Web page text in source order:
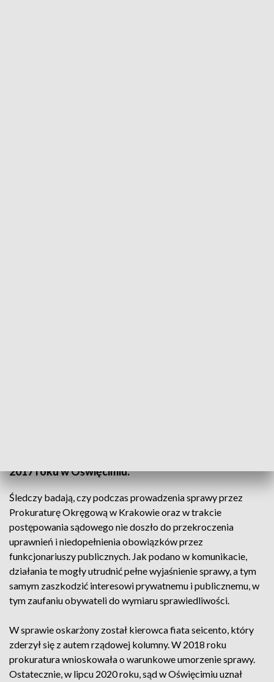
2017 roku w Oświęcimiu.
Śledczy badają, czy podczas prowadzenia sprawy przez
Prokuraturę Okręgową w Krakowie oraz w trakcie
postępowania sądowego nie doszło do przekroczenia
uprawnień i niedopełnienia obowiązków przez
funkcjonariuszy publicznych. Jak podano w komunikacie,
działania te mogły utrudnić pełne wyjaśnienie sprawy, a tym
samym zaszkodzić interesowi prywatnemu i publicznemu, w
tym zaufaniu obywateli do wymiaru sprawiedliwości.
W sprawie oskarżony został kierowca fiata seicento, który
zderzył się z autem rządowej kolumny. W 2018 roku
prokuratura wnioskowała o warunkowe umorzenie sprawy.
Ostatecznie, w lipcu 2020 roku, sąd w Oświęcimiu uznał